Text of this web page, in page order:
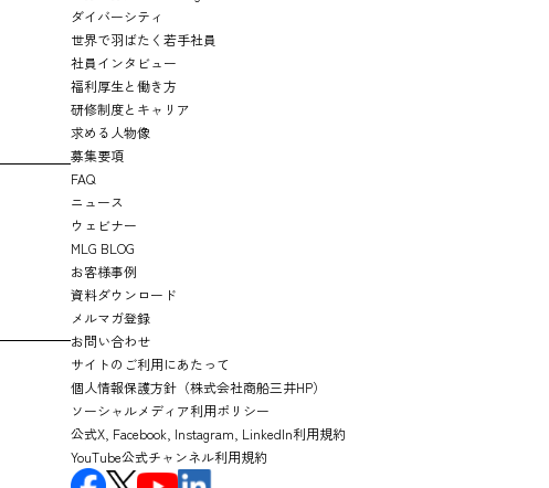
ダイバーシティ
世界で羽ばたく若手社員
社員インタビュー
福利厚生と働き方
研修制度とキャリア
求める人物像
募集要項
FAQ
ニュース
ウェビナー
MLG BLOG
お客様事例
資料ダウンロード
メルマガ登録
お問い合わせ
サイトのご利用にあたって
個人情報保護方針（株式会社商船三井HP）
ソーシャルメディア利用ポリシー
公式X, Facebook, Instagram, LinkedIn利用規約
YouTube公式チャンネル利用規約